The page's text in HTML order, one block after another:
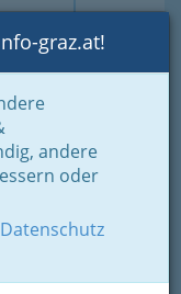
Login Toggle
graz.at!
andere
oder
Datenschutz
Arbeit
bietet